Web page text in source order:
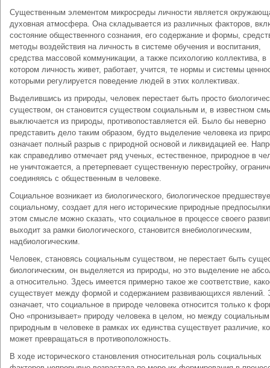
Существенным элементом микросреды личности является
духовная атмосфера. Она складывается из различных факторов,
состояние общественного сознания, его содержание и формы,
методы воздействия на личность в системе обучения и воспитания,
средства массовой коммуникации, а также психологию коллектива, в
котором личность живет, работает, учится, те нормы и системы
которыми регулируется поведение людей в этих коллективах.
Выделившись из природы, человек перестает быть просто
существом, он становится существом социальным и, в известном
выключается из природы, противопоставляется ей. Было бы неверно
представить дело таким образом, будто выделение человека из
означает полный разрыв с природной основой и ликвидацией ее.
как справедливо отмечает ряд ученых, естественное, природное в
не уничтожается, а претерпевает существенную перестройку,
соединяясь с общественным в человеке.
Социальное возникает из биологического, биологическое
социальному, создает для него исторические природные
этом смысле можно сказать, что социальное в процессе своего
выходит за рамки биологического, становится внебиологическим,
надбиологическим.
Человек, становясь социальным существом, не перестает быть
биологическим, он выделяется из природы, но это выделение не
а относительно. Здесь имеется примерно такое же соответствие,
существует между формой и содержанием развивающихся явлений.
означает, что социальное в природе человека относится только к
Оно «пронизывает» природу человека в целом, но между
природным в человеке в рамках их единства существует различие,
может превращаться в противоположность.
В ходе исторического становления относительная роль социальных